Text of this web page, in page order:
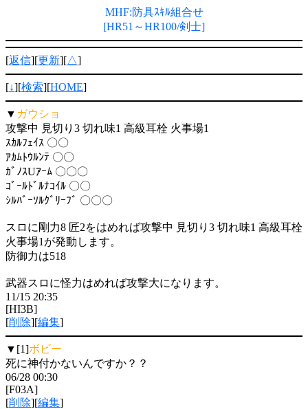
MHF:防具ｽｷﾙ組合せ
[HR51～HR100/剣士]
[返信][更新][△]
[↓][検索][HOME]
▼ ガウショ
攻撃中 見切り3 切れ味1 高級耳栓 火事場1
ｽｶﾙﾌｪｲｽ 〇〇
ｱｶﾑﾄｳﾙﾝﾃ 〇〇
ｶﾞﾉｽUｱｰﾑ 〇〇〇
ｺﾞｰﾙﾄﾞﾙﾅｺｲﾙ 〇〇
ｼﾙﾊﾞｰｿﾙｸﾞﾘｰﾌﾞ 〇〇〇
スロに剛力8 匠2をはめれば攻撃中 見切り3 切れ味1 高級耳栓
火事場1が発動します。
防御力は518
武器スロに怪力はめれば攻撃大になります。
11/15 20:35
[HI3B]
[削除][編集]
▼[1]ボビー
死に神付かないんですか？？
06/28 00:30
[F03A]
[削除][編集]